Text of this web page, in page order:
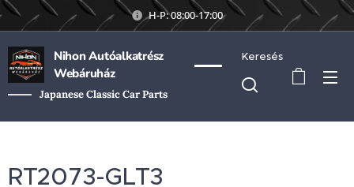
H-P: 08:00-17:00
Nihon Autóalkatrész
Webáruház
Japanese Classic Car Parts
Keresés
RT2073-GLT3